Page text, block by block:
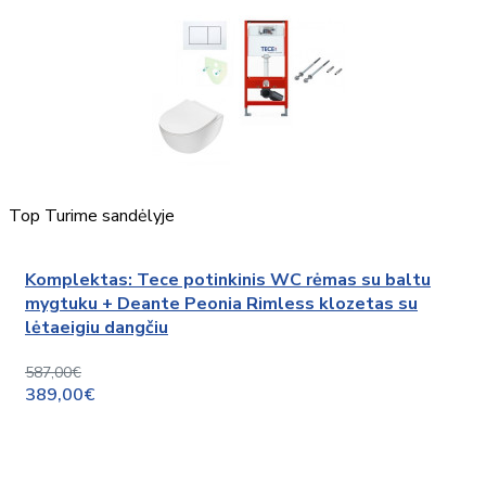
Top Turime sandėlyje
Komplektas: Tece potinkinis WC rėmas su baltu
mygtuku + Deante Peonia Rimless klozetas su
lėtaeigiu dangčiu
587,00€
389,00€